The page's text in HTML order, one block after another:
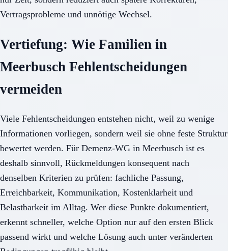
Vertragsprobleme und unnötige Wechsel.
Vertiefung: Wie Familien in
Meerbusch Fehlentscheidungen
vermeiden
Viele Fehlentscheidungen entstehen nicht, weil zu wenige
Informationen vorliegen, sondern weil sie ohne feste Struktur
bewertet werden. Für Demenz-WG in Meerbusch ist es
deshalb sinnvoll, Rückmeldungen konsequent nach
denselben Kriterien zu prüfen: fachliche Passung,
Erreichbarkeit, Kommunikation, Kostenklarheit und
Belastbarkeit im Alltag. Wer diese Punkte dokumentiert,
erkennt schneller, welche Option nur auf den ersten Blick
passend wirkt und welche Lösung auch unter veränderten